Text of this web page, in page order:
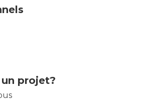
projet?